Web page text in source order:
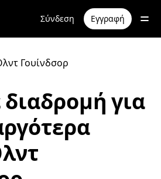
Σύνδεση Εγγραφή
Γουίνδσορ
για